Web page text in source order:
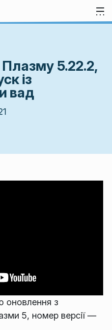
5.22.2,
із
вад
оновлення з
5, номер версії —